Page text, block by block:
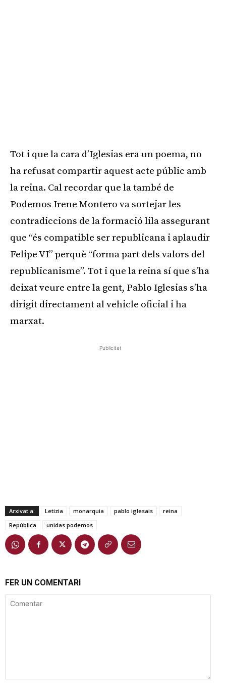
Tot i que la cara d’Iglesias era un poema, no
ha refusat compartir aquest acte públic amb
la reina. Cal recordar que la també de
Podemos Irene Montero va sortejar les
contradiccions de la formació lila assegurant
que “és compatible ser republicana i aplaudir
Felipe VI” perquè “forma part dels valors del
republicanisme”. Tot i que la reina sí que s’ha
deixat veure entre la gent, Pablo Iglesias s’ha
dirigit directament al vehicle oficial i ha
marxat.
Publicitat
Arxivat a: Letizia monarquia pablo iglesais
reina
República
unidas podemos
FER UN COMENTARI